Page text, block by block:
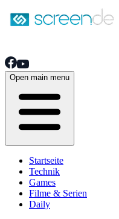
Open main menu
Startseite
Technik
Games
Filme & Serien
Daily